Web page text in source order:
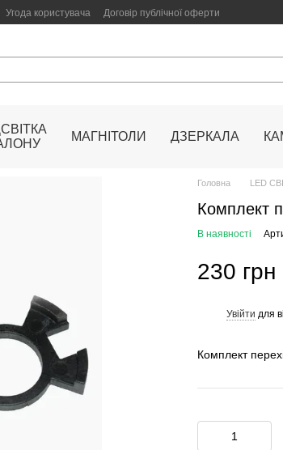
Угода користувача Договір публічної оферти
МАГНІТОЛИ ДЗЕРКАЛА
Головна LED
Комплект
В наявності
230 грн
Увійти для
Комплект